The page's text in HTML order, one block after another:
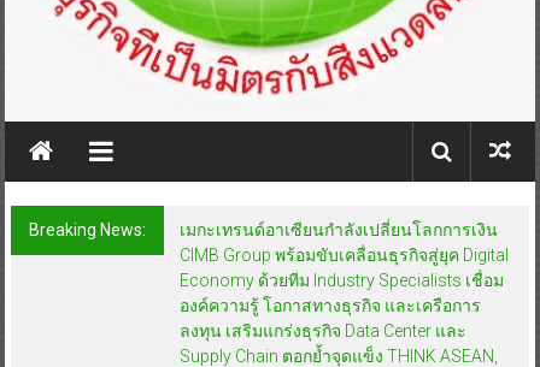
Breaking News:
เมกะเทรนด์อาเซียนกำลังเปลี่ยนโลกการเงิน
CIMB Group พร้อมขับเคลื่อนธุรกิจสู่ยุค Digital
Economy ด้วยทีม Industry Specialists เชื่อม
องค์ความรู้ โอกาสทางธุรกิจ และเครือการ
ลงทุน เสริมแกร่งธุรกิจ Data Center และ
Supply Chain ตอกย้ำจุดแข็ง THINK ASEAN,